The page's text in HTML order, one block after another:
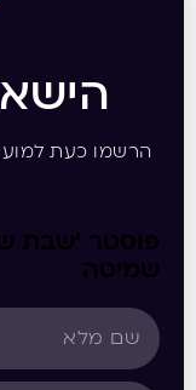
הרשמו כעת
פוסטר ‘שבת
שמיטה